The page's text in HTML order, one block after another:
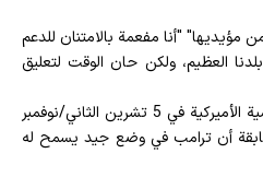
"أنا مفعمة بالامتنان للدعم
العظيم، ولكن حان الوقت لتعليق
ومن المقرر إجراء الانتخابات الرئاسية الأميركية في 5 تشرين الثاني/نوفمبر
سابقة أن ترامب في وضع جيد يسمح له